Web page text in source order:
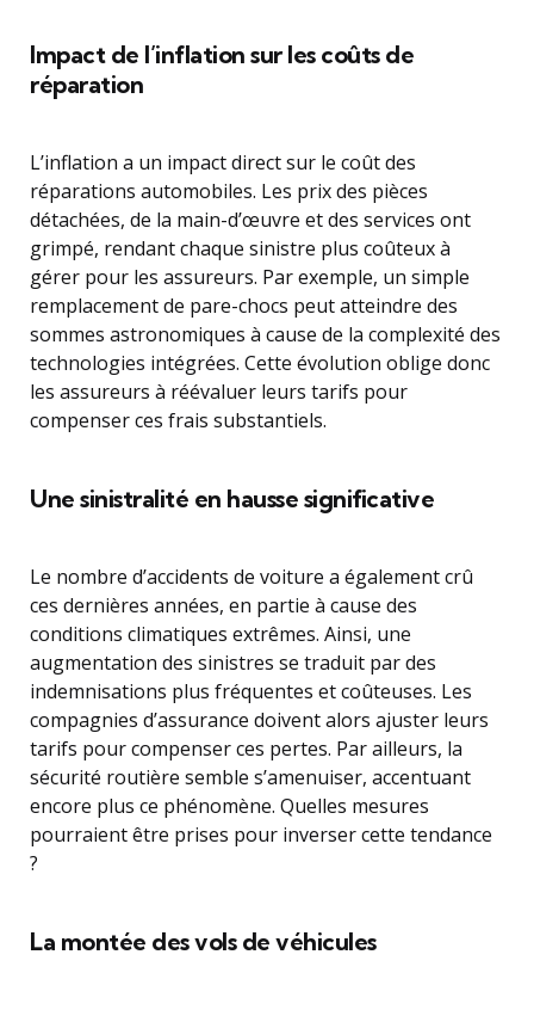
Impact de l’inflation sur les coûts de
réparation
L’inflation a un impact direct sur le coût des
réparations automobiles. Les prix des pièces
détachées, de la main-d’œuvre et des services ont
grimpé, rendant chaque sinistre plus coûteux à
gérer pour les assureurs. Par exemple, un simple
remplacement de pare-chocs peut atteindre des
sommes astronomiques à cause de la complexité des
technologies intégrées. Cette évolution oblige donc
les assureurs à réévaluer leurs tarifs pour
compenser ces frais substantiels.
Une sinistralité en hausse significative
Le nombre d’accidents de voiture a également crû
ces dernières années, en partie à cause des
conditions climatiques extrêmes. Ainsi, une
augmentation des sinistres se traduit par des
indemnisations plus fréquentes et coûteuses. Les
compagnies d’assurance doivent alors ajuster leurs
tarifs pour compenser ces pertes. Par ailleurs, la
sécurité routière semble s’amenuiser, accentuant
encore plus ce phénomène. Quelles mesures
pourraient être prises pour inverser cette tendance
?
La montée des vols de véhicules